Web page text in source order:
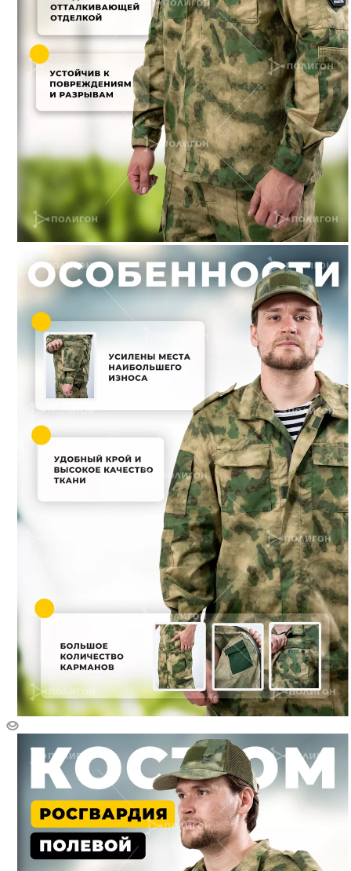
Фильтр
Сортировка
По популярности (возрастание)
Комфорт
Облегченная
Утепленная
Мужской
Сфера деятельности
МЧС
Охрана
Полиция, МВД
Росгвардия
ФСИН
Показать все
Форма одежды
Повседневная
Полевая
Очистить фильтр